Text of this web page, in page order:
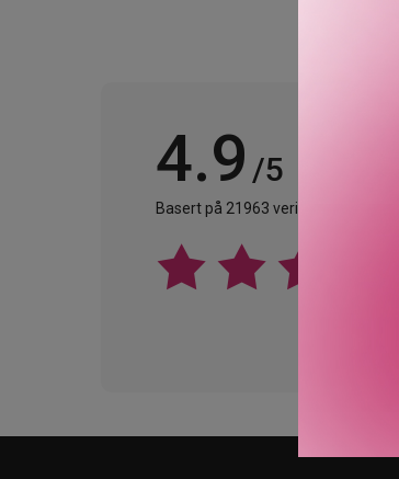
4.9 /5
Basert på 21963 verifiserte omtaler.